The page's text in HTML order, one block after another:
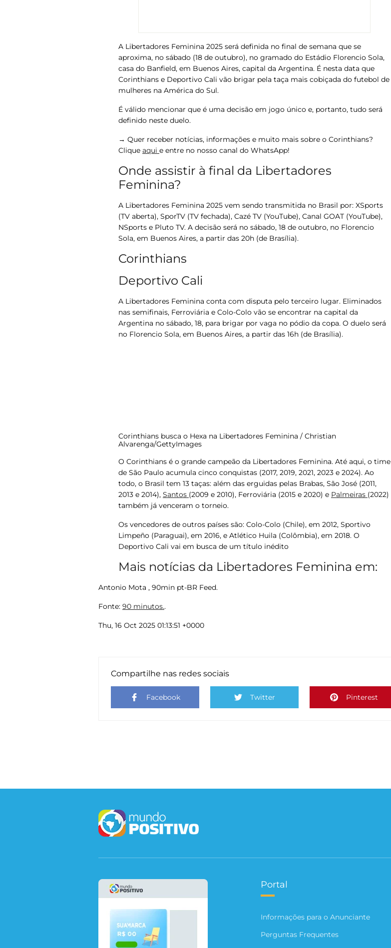
A Libertadores Feminina 2025 será definida no final de semana que se
aproxima, no sábado (18 de outubro), no gramado do Estádio Florencio Sola,
casa do Banfield, em Buenos Aires, capital da Argentina. É nesta data que
Corinthians e Deportivo Cali vão brigar pela taça mais cobiçada do futebol de
mulheres na América do Sul.
É válido mencionar que é uma decisão em jogo único e, portanto, tudo será
definido neste duelo.
→ Quer receber notícias, informações e muito mais sobre o Corinthians?
Clique aqui e entre no nosso canal do WhatsApp!
Onde assistir à final da Libertadores
Feminina?
A Libertadores Feminina 2025 vem sendo transmitida no Brasil por: XSports
(TV aberta), SporTV (TV fechada), Cazé TV (YouTube), Canal GOAT (YouTube),
NSports e Pluto TV. A decisão será no sábado, 18 de outubro, no Florencio
Sola, em Buenos Aires, a partir das 20h (de Brasília).
Corinthians
Deportivo Cali
A Libertadores Feminina conta com disputa pelo terceiro lugar. Eliminados
nas semifinais, Ferroviária e Colo-Colo vão se encontrar na capital da
Argentina no sábado, 18, para brigar por vaga no pódio da copa. O duelo será
no Florencio Sola, em Buenos Aires, a partir das 16h (de Brasília).
Corinthians busca o Hexa na Libertadores Feminina / Christian
Alvarenga/GettyImages
O Corinthians é o grande campeão da Libertadores Feminina. Até aqui, o time
de São Paulo acumula cinco conquistas (2017, 2019, 2021, 2023 e 2024). Ao
todo, o Brasil tem 13 taças: além das erguidas pelas Brabas, São José (2011,
2013 e 2014), Santos (2009 e 2010), Ferroviária (2015 e 2020) e Palmeiras (2022)
também já venceram o torneio.
Os vencedores de outros países são: Colo-Colo (Chile), em 2012, Sportivo
Limpeño (Paraguai), em 2016, e Atlético Huila (Colômbia), em 2018. O
Deportivo Cali vai em busca de um título inédito
Mais notícias da Libertadores Feminina em:
Antonio Mota , 90min pt-BR Feed.
Fonte: 90 minutos..
Thu, 16 Oct 2025 01:13:51 +0000
Compartilhe nas redes sociais
Facebook Twitter Pinterest
Portal
Informações para o Anunciante
Perguntas Frequentes